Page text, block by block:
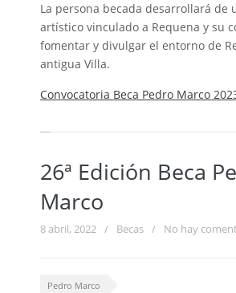
La persona becada desarrollará de
artístico vinculado a Requena y su
fomentar y divulgar el entorno de
antigua Villa.
Convocatoria Beca Pedro Marco
26ª Edición Beca
Marco
8 abril, 2022 / Becas / No hay
Pedro Marco